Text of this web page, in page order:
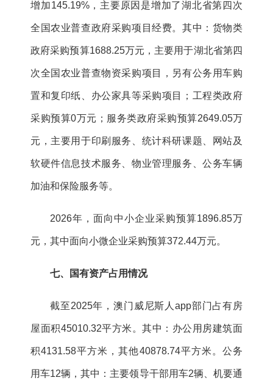
增加145.19%，主要原因是增加了湖北省第四次
全国农业普查政府采购项目经费。其中：货物类
政府采购预算1688.25万元，主要用于湖北省第四
次全国农业普查物资采购项目，另有公务用车购
置和复印纸、办公家具等采购项目；工程类政府
采购预算0万元；服务类政府采购预算2649.05万
元，主要用于印刷服务、统计科研课题、网站及
软硬件信息技术服务、物业管理服务、公务车辆
加油和保险服务等。
2026年，面向中小企业采购预算1896.85万
元，其中面向小微企业采购预算372.44万元。
七、国有资产占用情况
截至2025年，澳门威尼斯人app部门占有房
屋面积45010.32平方米。其中：办公用房建筑面
积4131.58平方米，其他40878.74平方米。公务
用车12辆，其中：主要领导干部用车2辆、机要通